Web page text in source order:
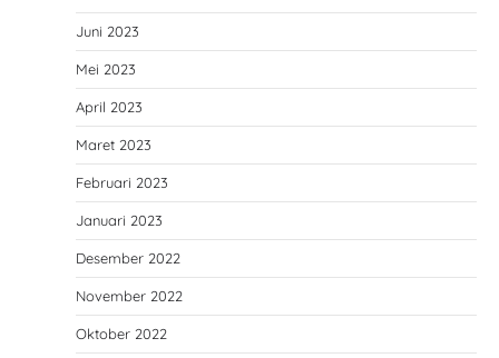
Juni 2023
Mei 2023
April 2023
Maret 2023
Februari 2023
Januari 2023
Desember 2022
November 2022
Oktober 2022